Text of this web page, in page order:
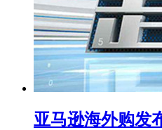
亚马逊海外购发